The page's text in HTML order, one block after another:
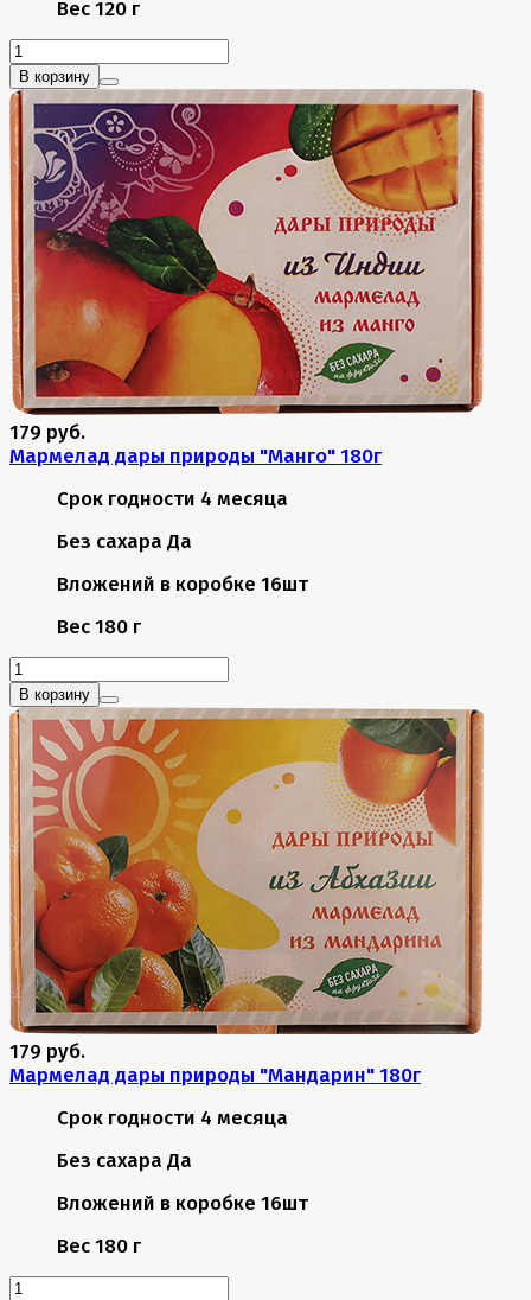
Вес 120 г
В корзину
179 руб.
Мармелад дары природы "Манго" 180г
Срок годности 4 месяца
Без сахара Да
Вложений в коробке 16шт
Вес 180 г
В корзину
179 руб.
Мармелад дары природы "Мандарин" 180г
Срок годности 4 месяца
Без сахара Да
Вложений в коробке 16шт
Вес 180 г